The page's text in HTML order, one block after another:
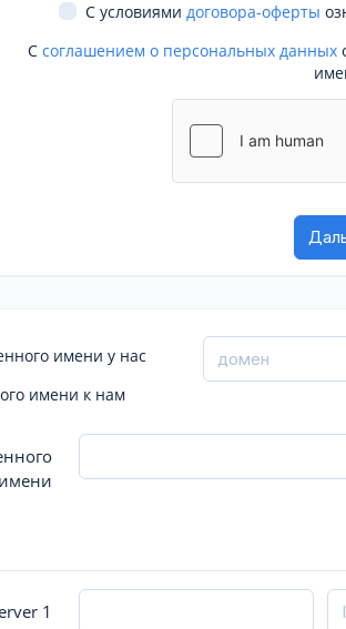
С условиями договора-оферты
С соглашением о персональных данных
имени у нас
имени к нам
имени
1